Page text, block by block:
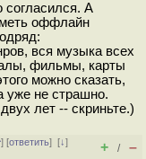
согласился. А
оффлайн
вся музыка всех
фильмы, карты
можно сказать,
уже не страшно.
лет -- скриньте.)
] [ответить][↓]
+ / –